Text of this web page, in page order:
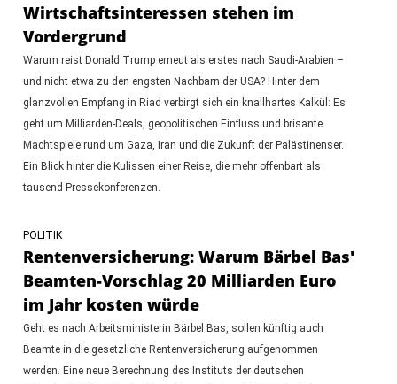
Wirtschaftsinteressen stehen im
Vordergrund
Warum reist Donald Trump erneut als erstes nach Saudi-Arabien –
und nicht etwa zu den engsten Nachbarn der USA? Hinter dem
glanzvollen Empfang in Riad verbirgt sich ein knallhartes Kalkül: Es
geht um Milliarden-Deals, geopolitischen Einfluss und brisante
Machtspiele rund um Gaza, Iran und die Zukunft der Palästinenser.
Ein Blick hinter die Kulissen einer Reise, die mehr offenbart als
tausend Pressekonferenzen.
POLITIK
Rentenversicherung: Warum Bärbel Bas'
Beamten-Vorschlag 20 Milliarden Euro
im Jahr kosten würde
Geht es nach Arbeitsministerin Bärbel Bas, sollen künftig auch
Beamte in die gesetzliche Rentenversicherung aufgenommen
werden. Eine neue Berechnung des Instituts der deutschen